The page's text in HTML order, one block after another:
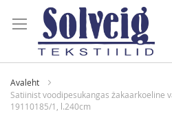
to
Content
Avaleht
Satiinist voodipesukangas žakaarkoeline
19110185/1, l.240cm